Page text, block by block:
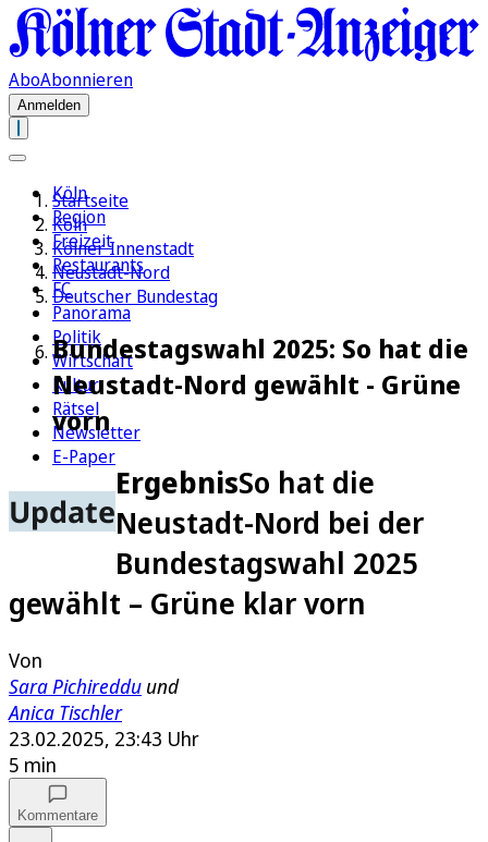
AboAbonnieren
Anmelden
Köln
Region
Freizeit
Restaurants
FC
Panorama
Politik
Wirtschaft
Kultur
Rätsel
Newsletter
E-Paper
Startseite
Köln
Kölner Innenstadt
Neustadt-Nord
Deutscher Bundestag
Bundestagswahl 2025: So hat die
Neustadt-Nord gewählt - Grüne
vorn
Update
ErgebnisSo hat die
Neustadt-Nord bei der
Bundestagswahl 2025
gewählt – Grüne klar vorn
Von
Sara Pichireddu und
Anica Tischler
23.02.2025, 23:43 Uhr
5 min
Kommentare